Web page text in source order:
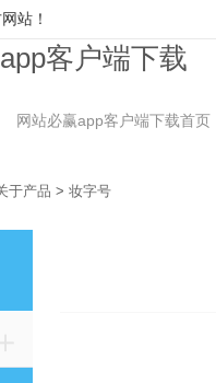
站！
客户端下载
网站必赢app客户端下载首页
于产品 > 妆字号